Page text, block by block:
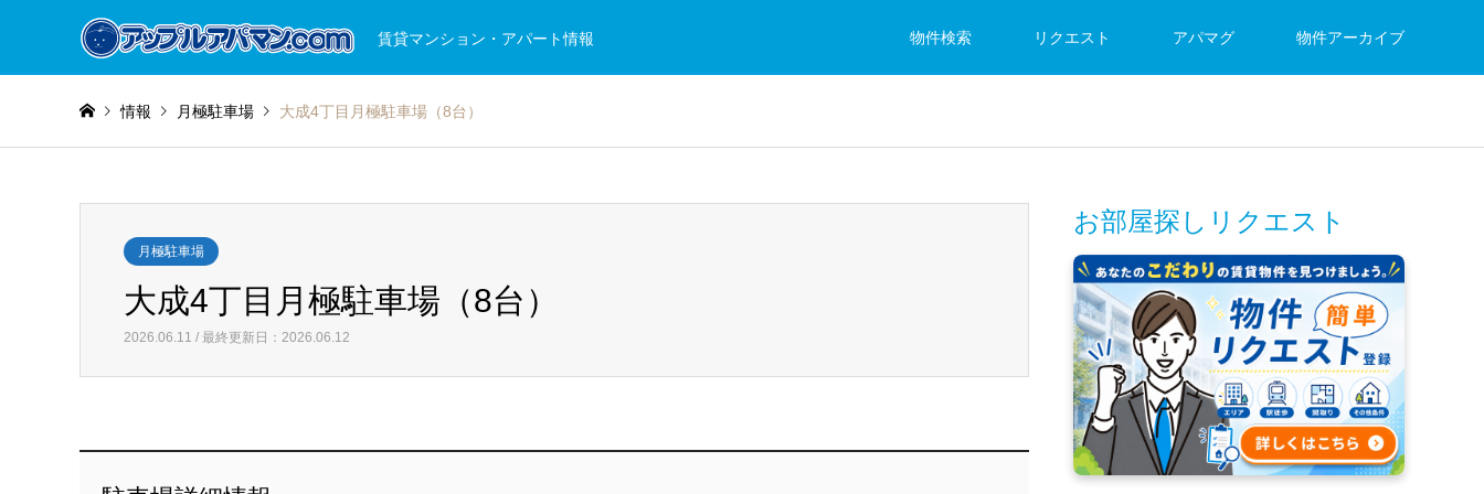
賃貸マンション・アパート情報 物件検索 リクエスト アパマグ 物件アーカイブ
情報 月極駐車場 大成4丁目月極駐車場（8台）
月極駐車場
大成4丁目月極駐車場（8台）
2026.06.11 / 最終更新日：2026.06.12
お部屋探しリクエスト